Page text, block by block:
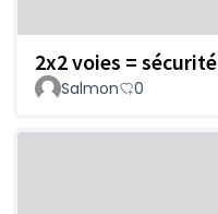
2x2 voies = sécurité
Salmon 0